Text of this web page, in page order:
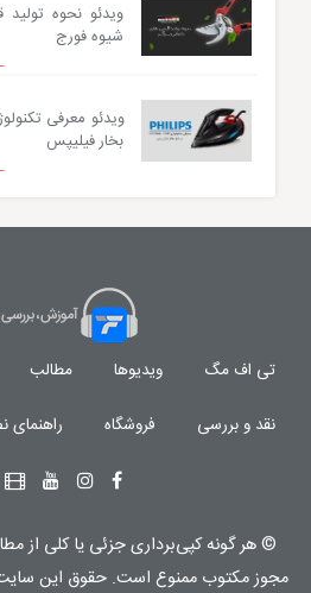
ویدئو نحوه تولید
شیوه فورج
بخار فیلیپس
تی اف مگ ویدیوها مطالب
نقد و بررسی فروشگاه
© هر گونهکپی‌برداری جزئی یا کلی از
مجوز مکتوبممنوع است. حقوق این